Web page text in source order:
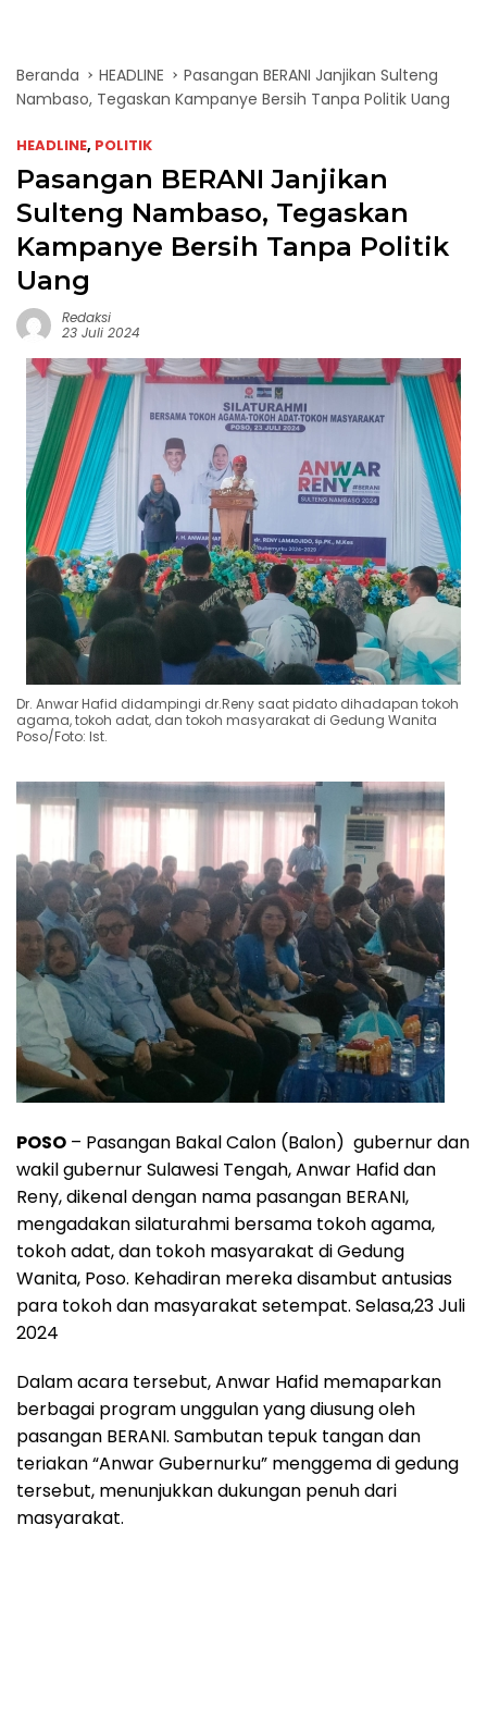
Beranda HEADLINE
Pasangan BERANI Janjikan Sulteng
Nambaso, Tegaskan Kampanye Bersih Tanpa Politik Uang
HEADLINE, POLITIK
Pasangan BERANI Janjikan
Sulteng Nambaso, Tegaskan
Kampanye Bersih Tanpa Politik
Uang
Redaksi
23 Juli 2024
Dr. Anwar Hafid didampingi dr.Reny saat pidato dihadapan tokoh
agama, tokoh adat, dan tokoh masyarakat di Gedung Wanita
Poso/Foto: Ist.
POSO – Pasangan Bakal Calon (Balon) gubernur dan
wakil gubernur Sulawesi Tengah, Anwar Hafid dan
Reny, dikenal dengan nama pasangan BERANI,
mengadakan silaturahmi bersama tokoh agama,
tokoh adat, dan tokoh masyarakat di Gedung
Wanita, Poso. Kehadiran mereka disambut antusias
para tokoh dan masyarakat setempat. Selasa,23 Juli
2024
Dalam acara tersebut, Anwar Hafid memaparkan
berbagai program unggulan yang diusung oleh
pasangan BERANI. Sambutan tepuk tangan dan
teriakan “Anwar Gubernurku” menggema di gedung
tersebut, menunjukkan dukungan penuh dari
masyarakat.